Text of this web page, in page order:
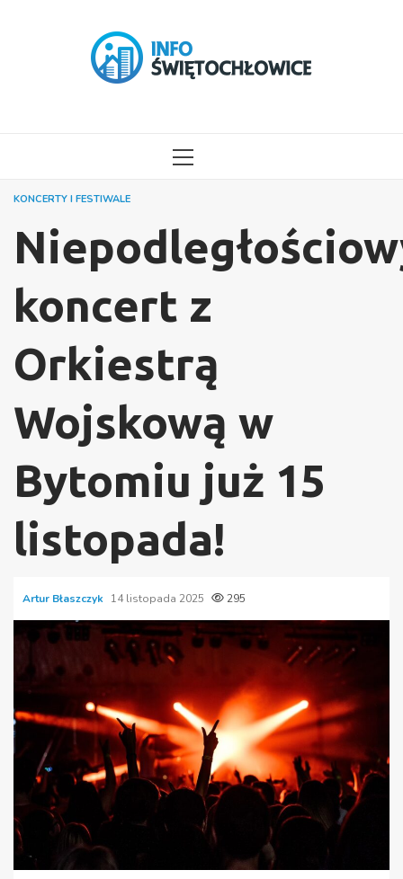
MENU
KONCERTY I FESTIWALE
koncert z
Orkiestrą
Wojskową w
Bytomiu już 15
listopada!
Artur Błaszczyk 14 listopada 2025 295